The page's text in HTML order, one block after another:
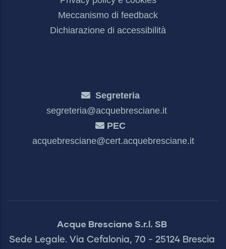
Meccanismo di feedback
Dichiarazione di accessibilità
Segreteria
segreteria@acquebresciane.it
PEC
acquebresciane@cert.acquebresciane.it
Acque Bresciane S.r.l. SB
Sede Legale. Via Cefalonia, 70 - 25124 Brescia